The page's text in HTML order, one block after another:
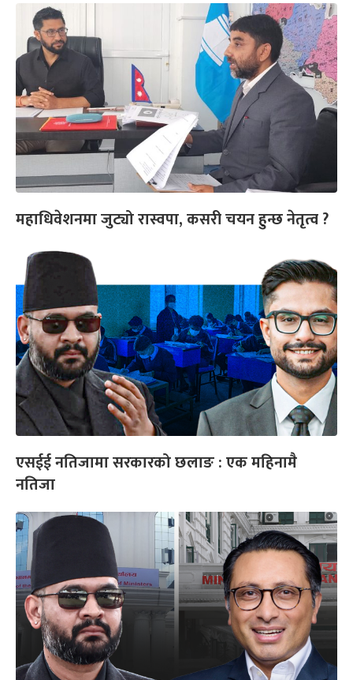
महाधिवेशनमा जुट्यो रास्वपा, कसरी चयन हुन्छ नेतृत्व ?
एसईई नतिजामा सरकारको छलाङ : एक महिनामै
नतिजा